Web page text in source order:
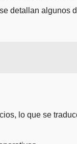
detallan algunos
lo que se